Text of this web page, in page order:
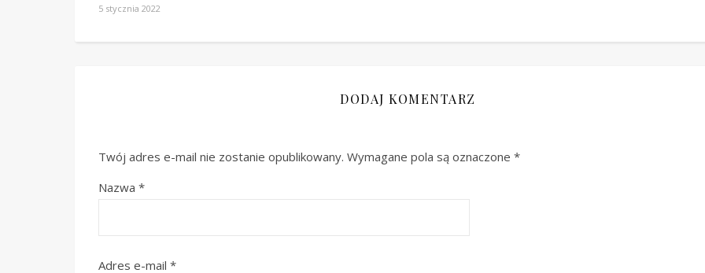
5 stycznia 2022
DODAJ KOMENTARZ
Twój adres e-mail nie zostanie opublikowany. Wymagane pola są oznaczone *
Nazwa *
Adres e-mail *